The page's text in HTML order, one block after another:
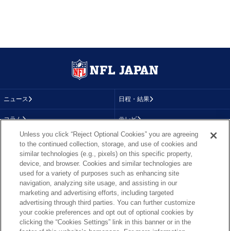
ニュース 日程・結果
コラム テレビ
順位表
About NFL
More NFL 特集
Unless you click “Reject Optional Cookies” you are agreeing
to the continued collection, storage, and use of cookies and
similar technologies (e.g., pixels) on this specific property,
device, and browser. Cookies and similar technologies are
used for a variety of purposes such as enhancing site
navigation, analyzing site usage, and assisting in our
marketing and advertising efforts, including targeted
advertising through third parties. You can further customize
your cookie preferences and opt out of optional cookies by
clicking the “Cookies Settings” link in this banner or in the